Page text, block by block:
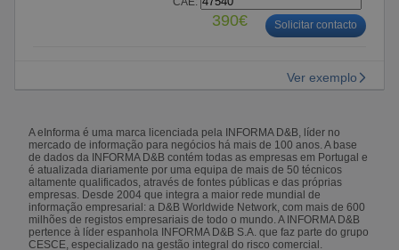
390€ Solicitar contacto
Ver exemplo
A eInforma é uma marca licenciada pela INFORMA D&B, líder no
mercado de informação para negócios há mais de 100 anos. A base
de dados da INFORMA D&B contém todas as empresas em Portugal e
é atualizada diariamente por uma equipa de mais de 50 técnicos
altamente qualificados, através de fontes públicas e das próprias
empresas. Desde 2004 que integra a maior rede mundial de
informação empresarial: a D&B Worldwide Network, com mais de 600
milhões de registos empresariais de todo o mundo. A INFORMA D&B
pertence à líder espanhola INFORMA D&B S.A. que faz parte do grupo
CESCE, especializado na gestão integral do risco comercial.